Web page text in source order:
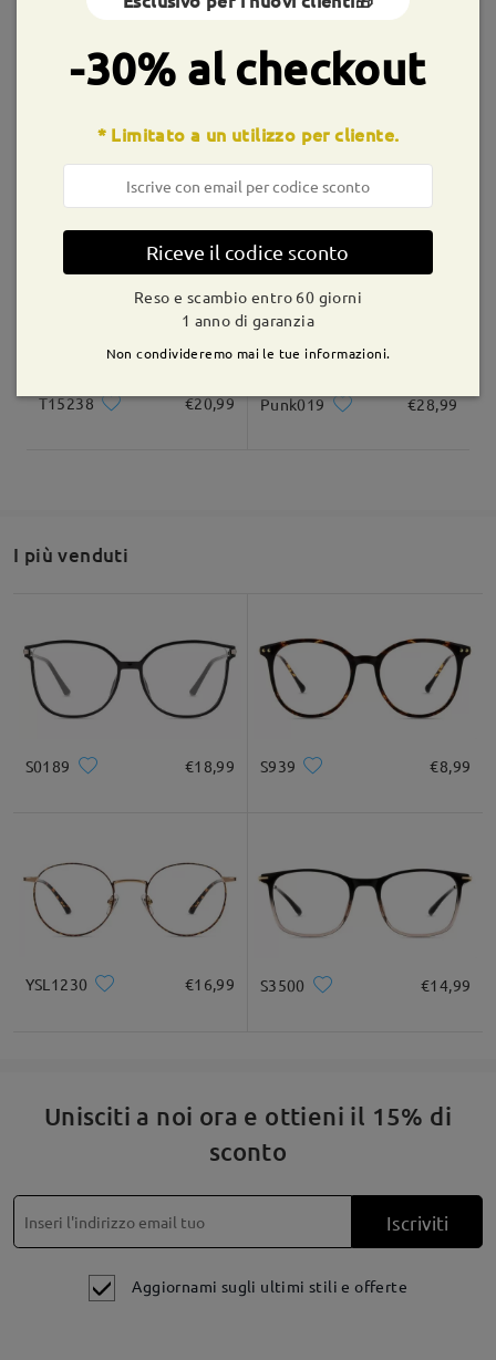
shipping time
dettagli
€20,99 M70471
T15238 €20,99 Punk019 €28,99
I più venduti
S0189 €18,99 S939 €8,99
YSL1230 €16,99 S3500 €14,99
Unisciti a noi ora e ottieni il 15% di
sconto
Iscriviti
Aggiornami sugli ultimi stili e offerte
-30% al checkout
* Limitato a un utilizzo per cliente.
Riceve il codice sconto
Reso e scambio entro 60 giorni
1 anno di garanzia
Non condivideremo mai le tue informazioni.